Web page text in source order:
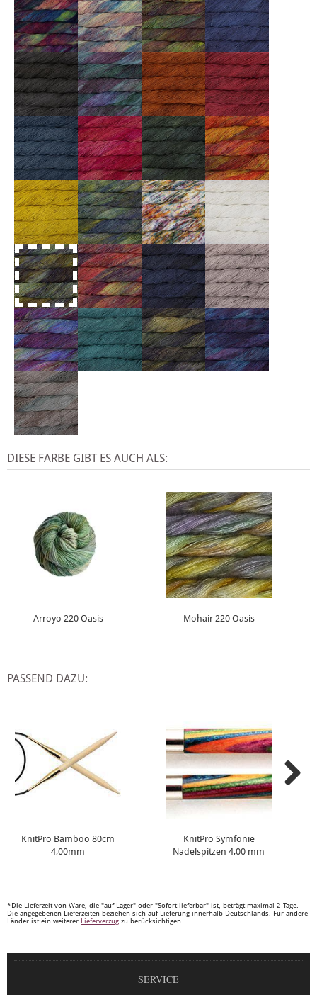
DIESE FARBE GIBT ES AUCH ALS:
Arroyo 220 Oasis Mohair 220 Oasis
PASSEND DAZU:
KnitPro Bamboo 80cm
4,00mm
KnitPro Symfonie
Nadelspitzen 4,00 mm
*Die Lieferzeit von Ware, die "auf Lager" oder "Sofort lieferbar" ist, beträgt maximal 2 Tage.
Die angegebenen Lieferzeiten beziehen sich auf Lieferung innerhalb Deutschlands. Für andere
Länder ist ein weiterer Lieferverzug zu berücksichtigen.
SERVICE